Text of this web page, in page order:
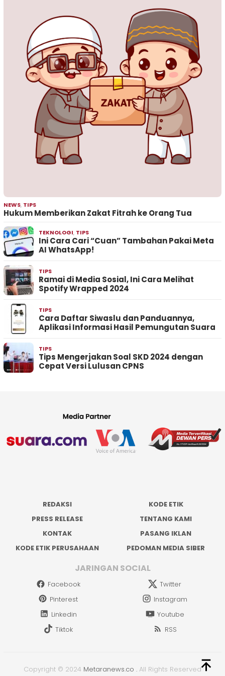
NEWS, TIPS
Hukum Memberikan Zakat Fitrah ke Orang Tua
TEKNOLOGI, TIPS
Ini Cara Cari “Cuan” Tambahan Pakai Meta
AI WhatsApp!
TIPS
Ramai di Media Sosial, Ini Cara Melihat
Spotify Wrapped 2024
TIPS
Cara Daftar Siwaslu dan Panduannya,
Aplikasi Informasi Hasil Pemungutan Suara
TIPS
Tips Mengerjakan Soal SKD 2024 dengan
Cepat Versi Lulusan CPNS
REDAKSI
KODE ETIK
PRESS RELEASE
TENTANG KAMI
KONTAK
PASANG IKLAN
KODE ETIK PERUSAHAAN
PEDOMAN MEDIA SIBER
JARINGAN SOCIAL
Facebook
Twitter
Pinterest
Instagram
Linkedin
Youtube
Tiktok
RSS
Copyright © 2024 Metaranews.co . All Rights Reserved